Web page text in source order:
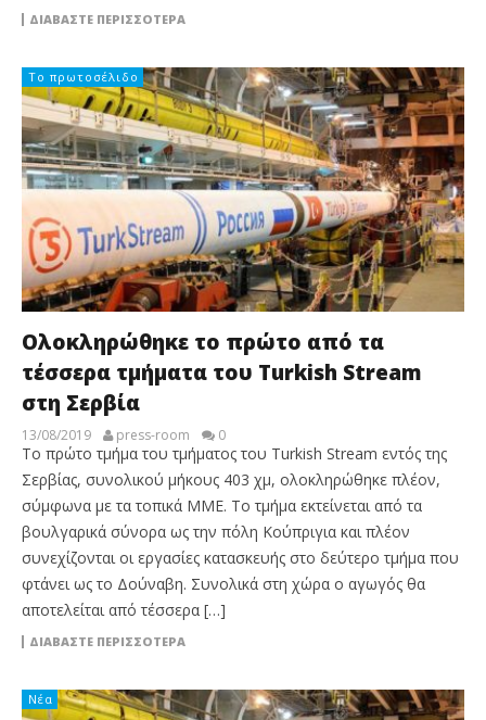
ΔΙΑΒΆΣΤΕ ΠΕΡΙΣΣΌΤΕΡΑ
Το πρωτοσέλιδο
Ολοκληρώθηκε το πρώτο από τα
τέσσερα τμήματα του Turkish Stream
στη Σερβία
13/08/2019 press-room 0
Το πρώτο τμήμα του τμήματος του Turkish Stream εντός της
Σερβίας, συνολικού μήκους 403 χμ, ολοκληρώθηκε πλέον,
σύμφωνα με τα τοπικά ΜΜΕ. Το τμήμα εκτείνεται από τα
βουλγαρικά σύνορα ως την πόλη Κούπριγια και πλέον
συνεχίζονται οι εργασίες κατασκευής στο δεύτερο τμήμα που
φτάνει ως το Δούναβη. Συνολικά στη χώρα ο αγωγός θα
αποτελείται από τέσσερα […]
ΔΙΑΒΆΣΤΕ ΠΕΡΙΣΣΌΤΕΡΑ
Νέα